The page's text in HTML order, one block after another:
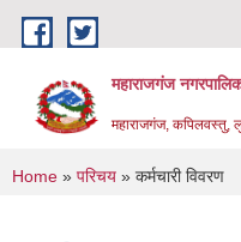
Skip to main content
महाराजगंज
महाराजगंज, कपिलवस्तु,
You are here
Home » परिचय » कर्मचारी विवरण